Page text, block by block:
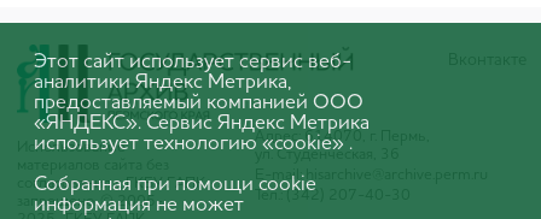
Адрес: 614070, г. Пермь,
ул. Студенческая, 36
E-mail:
Тел.: (342) 207-40-30
Использование
согласования с ГКБУ ГАПК
запрещено. © 2005-
Этот сайт использует сервис веб-
аналитики Яндекс Метрика,
предоставляемый компанией ООО
«ЯНДЕКС». Сервис Яндекс Метрика
использует технологию «cookie» .
Собранная при помощи cookie
информация не может